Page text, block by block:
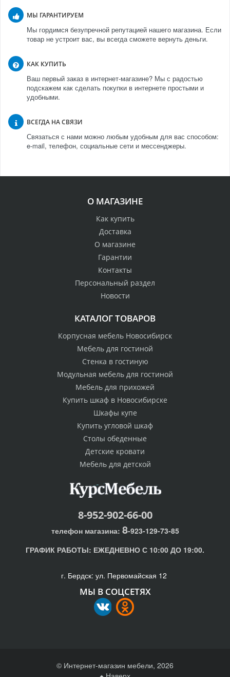
МЫ ГАРАНТИРУЕМ
Мы гордимся безупречной репутацией нашего магазина. Если
товар не устроит вас, вы всегда сможете вернуть деньги.
КАК КУПИТЬ
Ваш первый заказ в интернет-магазине? Мы с радостью
подскажем как сделать покупки в интернете простыми и
удобными.
ВСЕГДА НА СВЯЗИ
Связаться с нами можно любым удобным для вас способом:
e-mail, телефон, социальные сети и мессенджеры.
О МАГАЗИНЕ
Как купить
Доставка
О магазине
Гарантии
Контакты
Персональный раздел
Новости
КАТАЛОГ ТОВАРОВ
Корпусная мебель Новосибирск
Мебель для гостиной
Стенка в гостиную
Модульная мебель для гостиной
Мебель для прихожей
Купить шкаф в Новосибирске
Шкафы купе
Купить угловой шкаф
Столы обеденные
Детские кровати
Мебель для детской
8-952-902-66-00
телефон магазина: 8-923-129-73-85
ГРАФИК РАБОТЫ: ЕЖЕДНЕВНО С 10:00 ДО 19:00.
г. Бердск: ул. Первомайская 12
МЫ В СОЦСЕТЯХ
© Интернет-магазин мебели, 2026